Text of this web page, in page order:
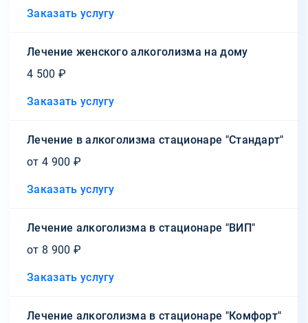
Заказать услугу
Лечение женского алкоголизма на дому
4 500 ₽
Заказать услугу
Лечение в алкоголизма стационаре "Стандарт"
от 4 900 ₽
Заказать услугу
Лечение алкоголизма в стационаре "ВИП"
от 8 900 ₽
Заказать услугу
Лечение алкоголизма в стационаре "Комфорт"